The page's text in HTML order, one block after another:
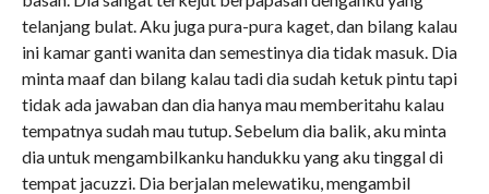
telanjang bulat. Aku juga pura-pura kaget, dan bilang kalau
ini kamar ganti wanita dan semestinya dia tidak masuk. Dia
minta maaf dan bilang kalau tadi dia sudah ketuk pintu tapi
tidak ada jawaban dan dia hanya mau memberitahu kalau
tempatnya sudah mau tutup. Sebelum dia balik, aku minta
dia untuk mengambilkanku handukku yang aku tinggal di
tempat jacuzzi. Dia berjalan melewatiku, mengambil